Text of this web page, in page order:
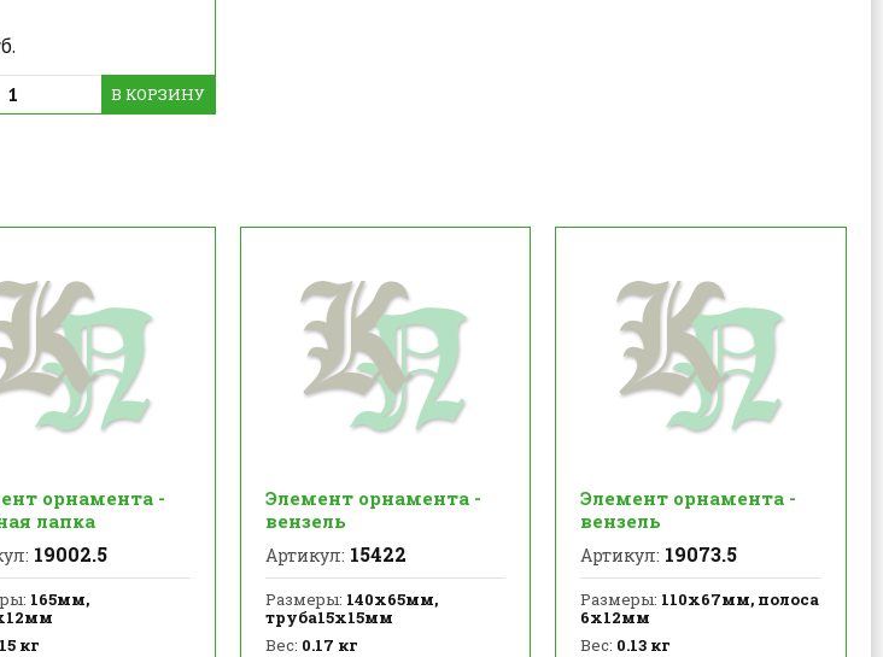
В КОРЗИНУ
орнамента -
лапка
19002.5
165мм,
кг
Элемент орнамента -
вензель
Артикул: 15422
Размеры: 140х65мм,
труба15х15мм
Вес: 0.17 кг
Элемент орнамента -
вензель
Артикул: 19073.5
Размеры: 110х67мм, полоса
6х12мм
Вес: 0.13 кг